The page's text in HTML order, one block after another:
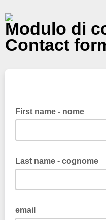
Modulo di
Contact
First name - nome
Last name - cognome
email